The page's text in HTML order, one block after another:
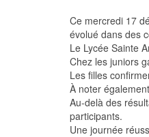
Ce mercredi 17
évolué dans des
Le Lycée Sainte
Chez les juniors
Les filles
À noter
Au-delà des
participants.
Une journée